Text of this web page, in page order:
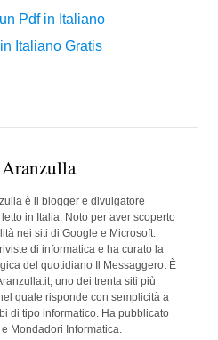
è il blogger e divulgatore
in Italia. Noto per aver scoperto
nei siti di Google e Microsoft.
di informatica e ha curato la
del quotidiano Il Messaggero. È
uno dei trenta siti più
quale risponde con semplicità a
di tipo informatico. Ha pubblicato
Mondadori Informatica.